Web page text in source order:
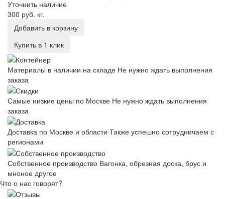
Уточнить наличие
300 руб. кг.
Добавить в корзину
Купить в 1 клик
Материалы в наличии на складе Не нужно ждать выполнения
заказа
Самые низкие цены по Москве Не нужно ждать выполнения
заказа
Доставка по Москве и области Также успешно сотрудничаем с
регионами
Собственное производство Вагонка, обрезная доска, брус и
мноное другое
Что о нас говорят?